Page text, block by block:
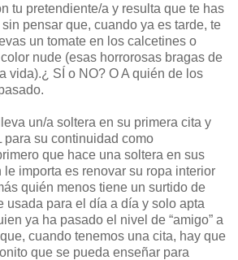
tu pretendiente/a y resulta que te has
pensar que, cuando ya es tarde, te
un tomate en los calcetines o
nude (esas horrorosas bragas de
vida).¿ SÍ o NO? O A quién de los
un/a soltera en su primera cita y
para su continuidad como
que hace una soltera en sus
importa es renovar su ropa interior
quién menos tiene un surtido de
usada para el día a día y solo apta
ya ha pasado el nivel de “amigo” a
cuando tenemos una cita, hay que
que se pueda enseñar para